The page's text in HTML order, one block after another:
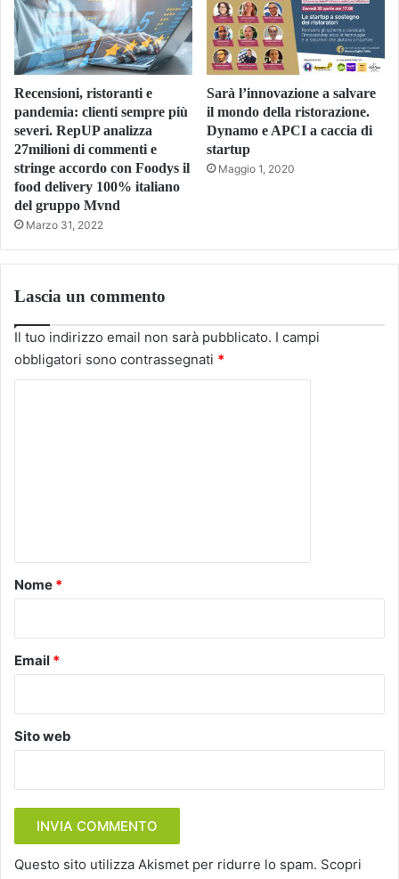
Recensioni, ristoranti e
pandemia: clienti sempre più
severi. RepUP analizza
27milioni di commenti e
stringe accordo con Foodys il
food delivery 100% italiano
del gruppo Mvnd
Marzo 31, 2022
Sarà l’innovazione a salvare
il mondo della ristorazione.
Dynamo e APCI a caccia di
startup
Maggio 1, 2020
Lascia un commento
Il tuo indirizzo email non sarà pubblicato. I campi
obbligatori sono contrassegnati *
o
Nome *
Email *
Sito web
Questo sito utilizza Akismet per ridurre lo spam. Scopri